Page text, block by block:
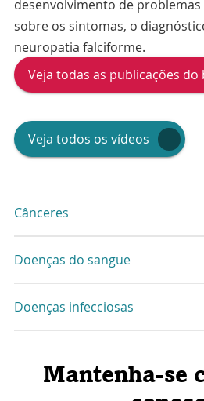
desenvolvimento de problemas
sobre os sintomas, o
neuropatia falciforme.
Veja todas as publicações do
Veja todos os vídeos
Cânceres
Doenças do sangue
Doenças infecciosas
Mantenha-se